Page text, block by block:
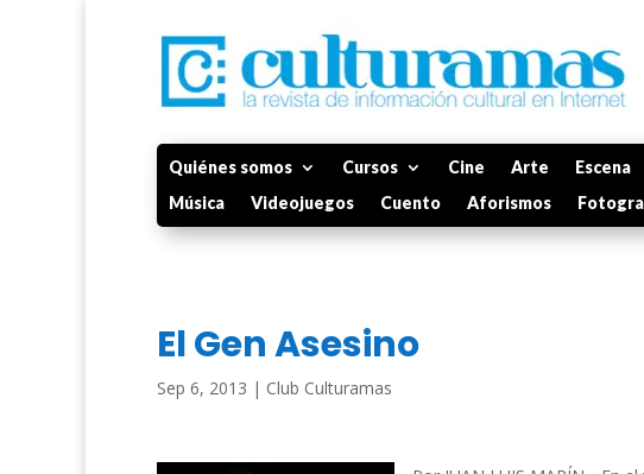
Quiénes somos Cursos Cine Arte Escena
Música
Videojuegos Cuento Aforismos
El Gen Asesino
Sep 6, 2013 | Club Culturamas